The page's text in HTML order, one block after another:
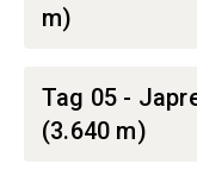
m)
Tag 05 -
(3.640 m)